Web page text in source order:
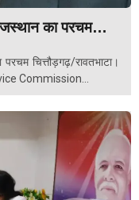
का परचम…
चित्तौड़गढ़/रावतभाटा।
Commission...